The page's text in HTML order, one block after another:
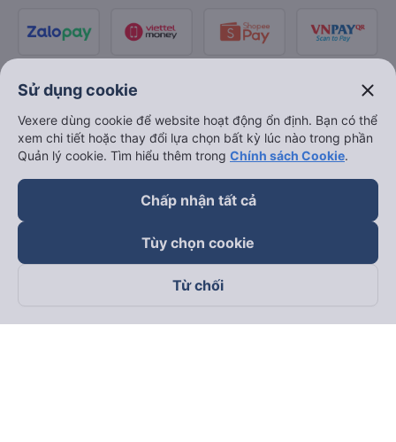
Sử dụng cookie close
Vexere dùng cookie để website hoạt động ổn định. Bạn có thể
xem chi tiết hoặc thay đổi lựa chọn bất kỳ lúc nào trong phần
Quản lý cookie. Tìm hiểu thêm trong Chính sách Cookie.
Chấp nhận tất cả
Tùy chọn cookie
Từ chối